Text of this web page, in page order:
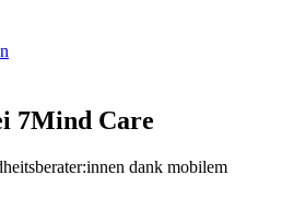
7Mind Care
dank mobilem